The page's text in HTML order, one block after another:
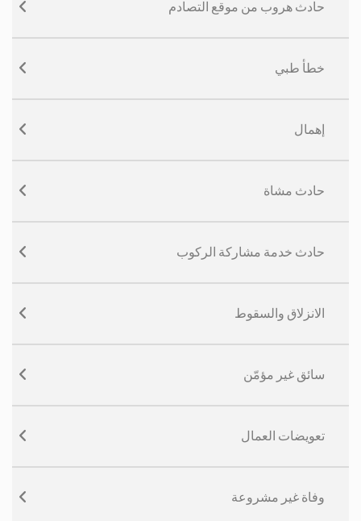
حادث هروب من موقع التصادم
خطأ طبي
إهمال
حادث مشاة
حادث خدمة مشاركة الركوب
الانزلاق والسقوط
سائق غير مؤمّن
تعويضات العمال
وفاة غير مشروعة